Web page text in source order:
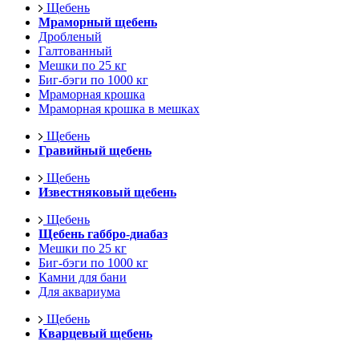
Щебень
Мраморный щебень
Дробленый
Галтованный
Мешки по 25 кг
Биг-бэги по 1000 кг
Мраморная крошка
Мраморная крошка в мешках
Щебень
Гравийный щебень
Щебень
Известняковый щебень
Щебень
Щебень габбро-диабаз
Мешки по 25 кг
Биг-бэги по 1000 кг
Камни для бани
Для аквариума
Щебень
Кварцевый щебень